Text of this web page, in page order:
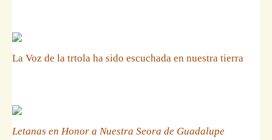
La Voz de la trtola ha sido escuchada en nuestra tierra
Letanas en Honor a Nuestra Seora de Guadalupe